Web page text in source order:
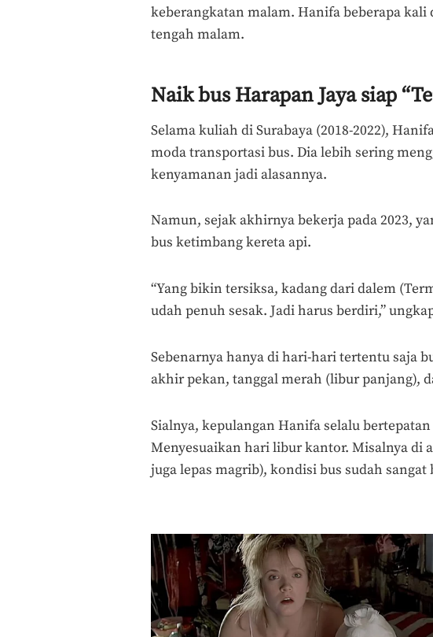
keberangkatan malam. Hanifa beberapa kali
tengah malam.
Naik bus Harapan Jaya siap
Selama kuliah di Surabaya (2018-2022),
moda transportasi bus. Dia lebih sering
kenyamanan jadi alasannya.
Namun, sejak akhirnya bekerja pada 2023,
bus ketimbang kereta api.
“Yang bikin tersiksa, kadang dari dalem
udah penuh sesak. Jadi harus berdiri,”
Sebenarnya hanya di hari-hari tertentu saja
akhir pekan, tanggal merah (libur panjang),
Sialnya, kepulangan Hanifa selalu
Menyesuaikan hari libur kantor. Misalnya di
juga lepas magrib), kondisi bus sudah sangat